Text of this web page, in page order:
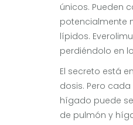
únicos. Pueden
potencialmente
lípidos.
perdiéndolo en
El secreto está
dosis. Pero
hígado puede
de pulmón y